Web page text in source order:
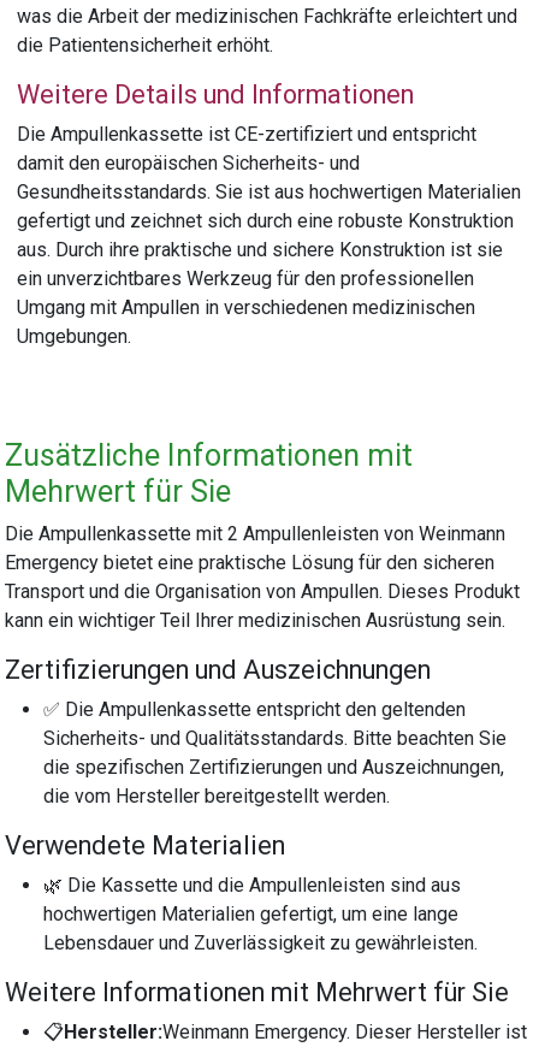
was die Arbeit der medizinischen Fachkräfte erleichtert und
die Patientensicherheit erhöht.
Weitere Details und Informationen
Die Ampullenkassette ist CE-zertifiziert und entspricht
damit den europäischen Sicherheits- und
Gesundheitsstandards. Sie ist aus hochwertigen Materialien
gefertigt und zeichnet sich durch eine robuste Konstruktion
aus. Durch ihre praktische und sichere Konstruktion ist sie
ein unverzichtbares Werkzeug für den professionellen
Umgang mit Ampullen in verschiedenen medizinischen
Umgebungen.
Zusätzliche Informationen mit
Mehrwert für Sie
Die Ampullenkassette mit 2 Ampullenleisten von Weinmann
Emergency bietet eine praktische Lösung für den sicheren
Transport und die Organisation von Ampullen. Dieses Produkt
kann ein wichtiger Teil Ihrer medizinischen Ausrüstung sein.
Zertifizierungen und Auszeichnungen
✅ Die Ampullenkassette entspricht den geltenden
Sicherheits- und Qualitätsstandards. Bitte beachten Sie
die spezifischen Zertifizierungen und Auszeichnungen,
die vom Hersteller bereitgestellt werden.
Verwendete Materialien
🌿 Die Kassette und die Ampullenleisten sind aus
hochwertigen Materialien gefertigt, um eine lange
Lebensdauer und Zuverlässigkeit zu gewährleisten.
Weitere Informationen mit Mehrwert für Sie
📋Hersteller:Weinmann Emergency. Dieser Hersteller ist